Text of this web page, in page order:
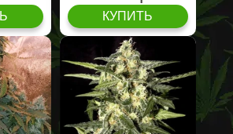
КУПИТЬ